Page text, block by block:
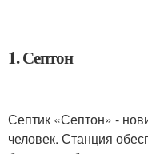
1. Септон
Септик «Септон» -
человек. Станция